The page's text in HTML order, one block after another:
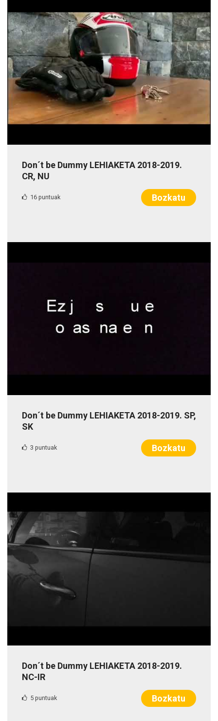
Don´t be Dummy LEHIAKETA 2018-2019.
CR, NU
16 puntuak Bozkatu
Don´t be Dummy LEHIAKETA 2018-2019. SP,
SK
3 puntuak Bozkatu
Don´t be Dummy LEHIAKETA 2018-2019.
NC-IR
5 puntuak Bozkatu